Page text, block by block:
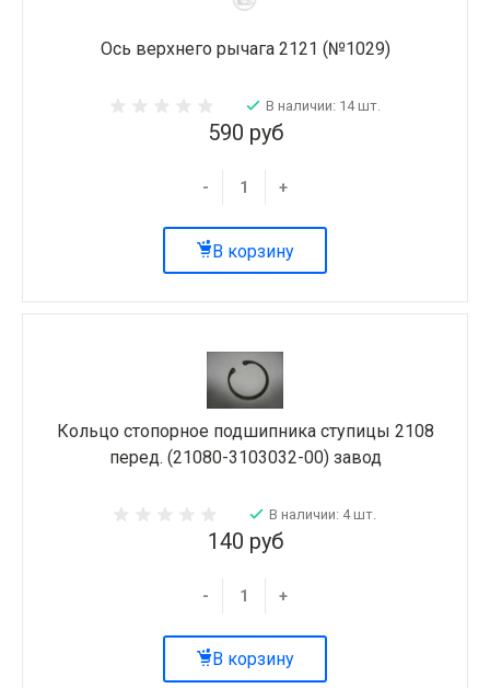
Ось верхнего рычага 2121 (№1029)
В наличии: 14 шт.
590 руб
- +
В корзину
Кольцо стопорное подшипника ступицы 2108
перед. (21080-3103032-00) завод
В наличии: 4 шт.
140 руб
- +
В корзину